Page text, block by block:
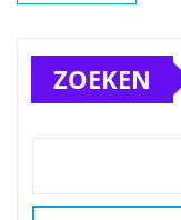
ZOEKEN